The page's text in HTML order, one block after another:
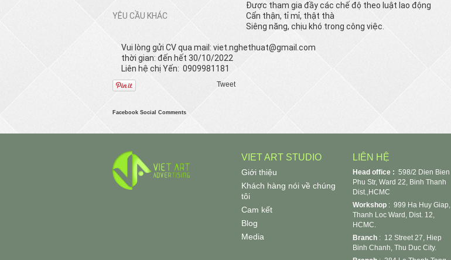
Được tham gia đầy các chế độ theo luật lao động
YÊU CẦU KHÁC
Cẩn thận, tỉ mỉ, thật thà
Siêng năng, chịu khó trong công việc.
Vui lòng gửi CV qua mail: viet.nghethuat@gmail.com
thời gian: đến hết 30/10/2022
Liên hệ chị Yến: 0909981181
Tweet
Facebook Social Comments
VIET ART STUDIO
Giới thiệu
Khách hàng nói về chúng
tôi
Cam kết
Blog
Media
LIÊN HỆ
Head office : 598/2 Dien Bien
Phu Str, Ward 22, Binh Thanh
Dist.,HCMC
Workshop : 999 Ha Huy Giap,
Thanh Loc Ward, Dist. 12,
HCMC.
Branch : 12 Street 27, Hiep
Binh Chanh, Thu Duc City.